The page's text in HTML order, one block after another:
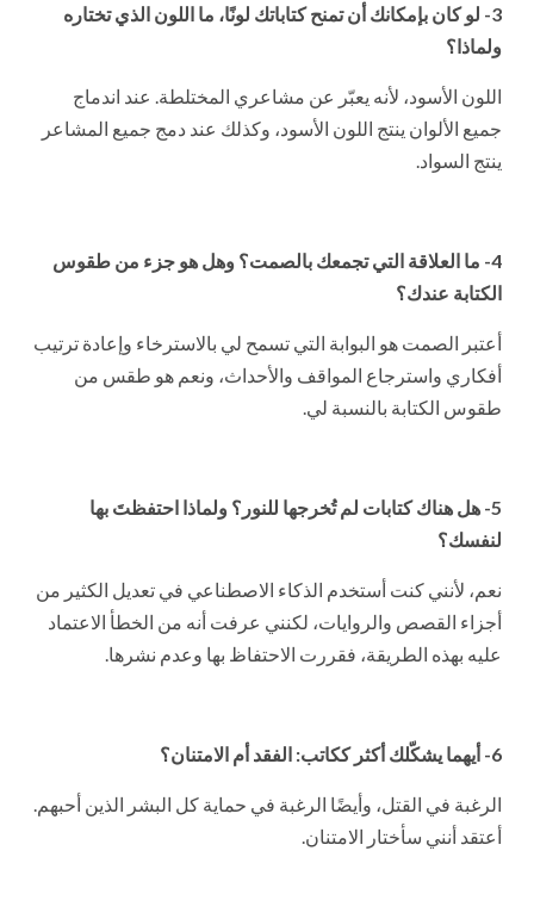
3- لو كان بإمكانك أن تمنح كتاباتك لونًا، ما اللون الذي تختاره
ولماذا؟
اللون الأسود، لأنه يعبّر عن مشاعري المختلطة. عند اندماج
جميع الألوان ينتج اللون الأسود، وكذلك عند دمج جميع المشاعر
ينتج السواد.
4- ما العلاقة التي تجمعك بالصمت؟ وهل هو جزء من طقوس
الكتابة عندك؟
أعتبر الصمت هو البوابة التي تسمح لي بالاسترخاء وإعادة ترتيب
أفكاري واسترجاع المواقف والأحداث، ونعم هو طقس من
طقوس الكتابة بالنسبة لي.
5- هل هناك كتابات لم تُخرجها للنور؟ ولماذا احتفظتَ بها
لنفسك؟
نعم، لأنني كنت أستخدم الذكاء الاصطناعي في تعديل الكثير من
أجزاء القصص والروايات، لكنني عرفت أنه من الخطأ الاعتماد
عليه بهذه الطريقة، فقررت الاحتفاظ بها وعدم نشرها.
6- أيهما يشكّلك أكثر ككاتب: الفقد أم الامتنان؟
الرغبة في القتل، وأيضًا الرغبة في حماية كل البشر الذين أحبهم.
أعتقد أنني سأختار الامتنان.